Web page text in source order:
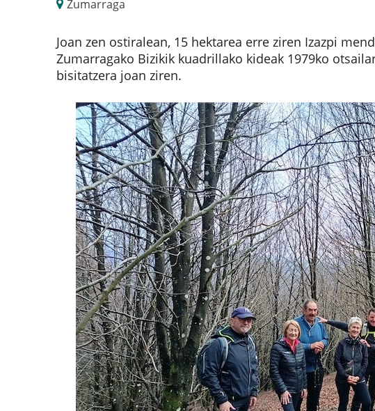
Zumarraga
Joan zen ostiralean, 15 hektarea erre ziren Izazpi
Zumarragako Bizikik kuadrillako kideak 1979ko
bisitatzera joan ziren.